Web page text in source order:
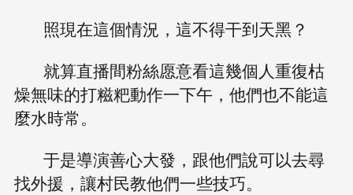
照現在這個情況，這不得干到天黑？
就算直播間粉絲愿意看這幾個人重復枯
燥無味的打糍粑動作一下午，他們也不能這
麼水時常。
于是導演善心大發，跟他們說可以去尋
找外援，讓村民教他們一些技巧。